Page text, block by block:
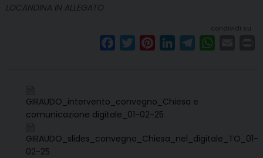
LOCANDINA IN ALLEGATO
condividi su
b
o
o
t
e
e
r
e
e
I
g
a
p
GIRAUDO_intervento_convegno_Chiesa e
comunicazione digitale_01-02-25
GIRAUDO_slides_convegno_Chiesa_nel_digitale_TO_01-
02-25